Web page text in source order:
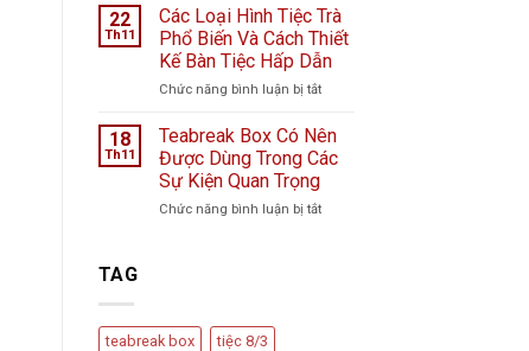
Câu
chuyện
từ
Cầu
Vồng
hoa
L
Perfume
Bày
Trí
Bàn
Tiệc
Tiếp
Khách
Tiệc
Vu
Quy,
22
Th11
Các Loại Hình Tiệc Trà
Phổ Biến Và Cách Thiết
Kế Bàn Tiệc Hấp Dẫn
Chức năng bình luận bị tắtở
Loại
Hình
Tiệc
Trà
Phổ
18
Th11
Teabreak Box Có Nên
Được Dùng Trong Các
Sự Kiện Quan Trọng
Chức năng bình luận bị tắtở
TAG
teabreak box tiệc 8/3